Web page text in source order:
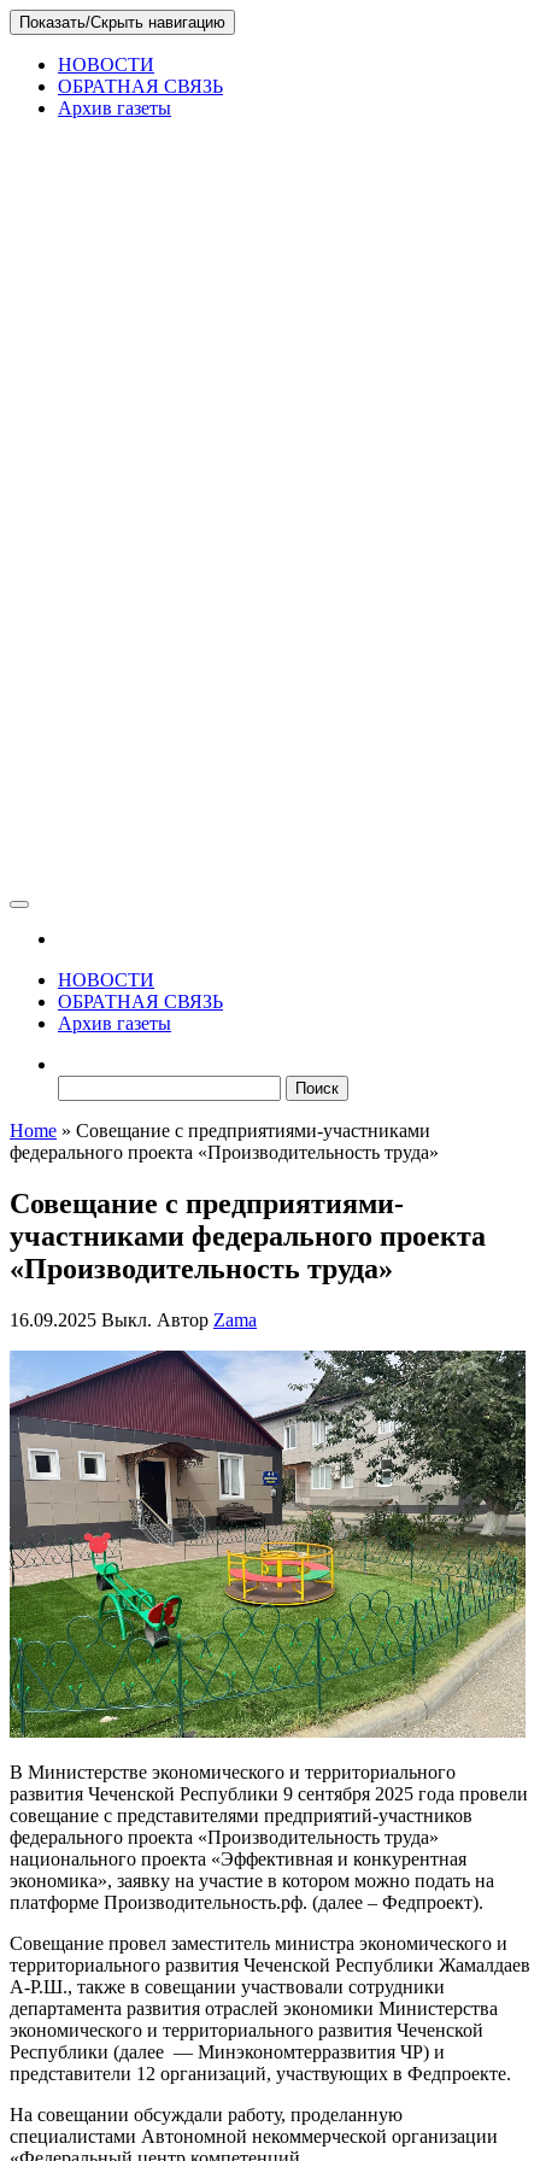
Skip
to
content
Показать/Скрыть навигацию
НОВОСТИ
ОБРАТНАЯ СВЯЗЬ
Архив газеты
НОВОСТИ
ОБРАТНАЯ СВЯЗЬ
Архив газеты
Home » Совещание с предприятиями-участниками
федерального проекта «Производительность труда»
Совещание с предприятиями-
участниками федерального проекта
«Производительность труда»
16.09.2025 Выкл. Автор Zama
В Министерстве экономического и территориального
развития Чеченской Республики 9 сентября 2025 года провели
совещание с представителями предприятий-участников
федерального проекта «Производительность труда»
национального проекта «Эффективная и конкурентная
экономика», заявку на участие в котором можно подать на
платформе Производительность.рф. (далее – Федпроект).
Совещание провел заместитель министра экономического и
территориального развития Чеченской Республики Жамалдаев
А-Р.Ш., также в совещании участвовали сотрудники
департамента развития отраслей экономики Министерства
экономического и территориального развития Чеченской
Республики (далее — Минэкономтерразвития ЧР) и
представители 12 организаций, участвующих в Федпроекте.
На совещании обсуждали работу, проделанную
специалистами Автономной некоммерческой организации